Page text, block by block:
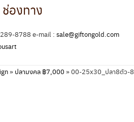
องทาง
8788 e-mail : sale@giftongold.com
» ปลามงคล ฿7,000 »00-25x30_ปลา8ตัว-